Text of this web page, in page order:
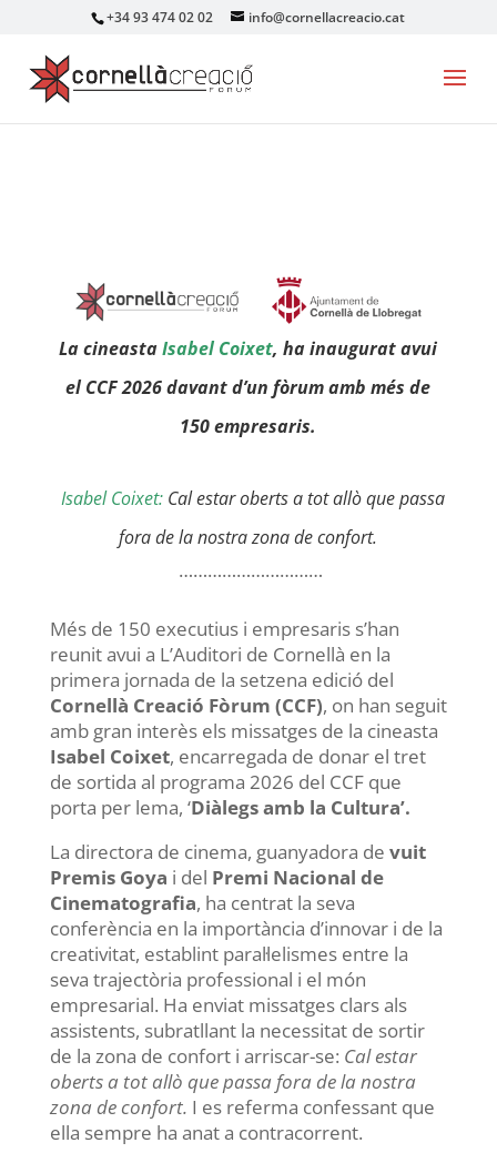
+34 93 474 02 02 info@cornellacreacio.cat
La cineastaIsabel Coixet, ha inaugurat avui
el CCF 2026 davant d’un fòrum amb més de
150 empresaris.
Isabel Coixet: Cal estar oberts a tot allò que passa
fora de la nostra zona de confort.
…………………………
Més de 150 executius i empresaris s’han
reunit avui a L’Auditori de Cornellà en la
primera jornada de la setzena edició del
Cornellà Creació Fòrum (CCF), on han seguit
amb gran interès els missatges de la cineasta
Isabel Coixet, encarregada de donar el tret
de sortida al programa 2026 del CCF que
porta per lema, ‘Diàlegs amb la Cultura’.
La directora de cinema, guanyadora de vuit
Premis Goya i del Premi Nacional de
Cinematografia, ha centrat la seva
conferència en la importància d’innovar i de la
creativitat, establint paral·lelismes entre la
seva trajectòria professional i el món
empresarial. Ha enviat missatges clars als
assistents, subratllant la necessitat de sortir
de la zona de confort i arriscar-se: Cal estar
oberts a tot allò que passa fora de la nostra
zona de confort. I es referma confessant que
ella sempre ha anat a contracorrent.